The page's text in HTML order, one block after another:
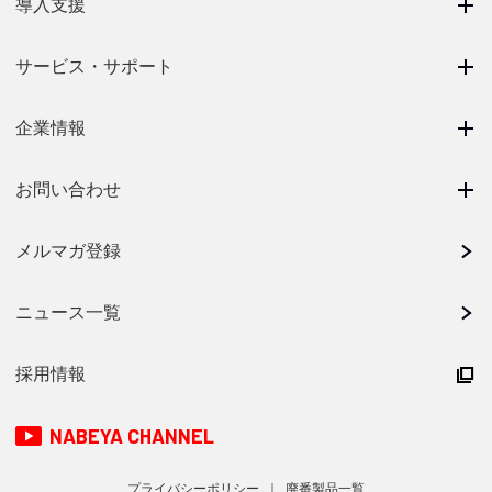
導入支援
サービス・サポート
企業情報
お問い合わせ
メルマガ登録
ニュース一覧
採用情報
NABEYA CHANNEL
プライバシーポリシー 廃番製品一覧